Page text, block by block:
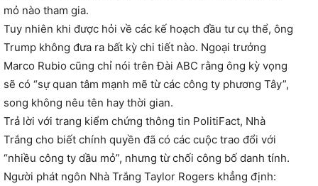
mỏ nào tham gia.
Tuy nhiên khi được hỏi về các kế hoạch đầu tư cụ thể, ông
Trump không đưa ra bất kỳ chi tiết nào. Ngoại trưởng
Marco Rubio cũng chỉ nói trên Đài ABC rằng ông kỳ vọng
sẽ có “sự quan tâm mạnh mẽ từ các công ty phương Tây”,
song không nêu tên hay thời gian.
Trả lời với trang kiểm chứng thông tin PolitiFact, Nhà
Trắng cho biết chính quyền đã có các cuộc trao đổi với
“nhiều công ty dầu mỏ”, nhưng từ chối công bố danh tính.
Người phát ngôn Nhà Trắng Taylor Rogers khẳng định: